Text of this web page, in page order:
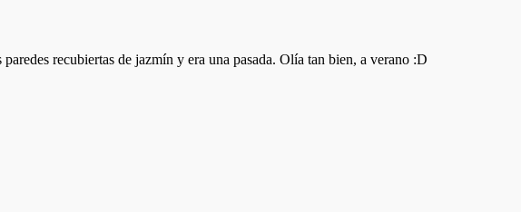
recubiertas de jazmín y era una pasada. Olía tan bien, a verano :D